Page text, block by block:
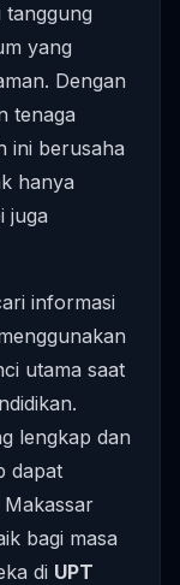
tanggung
yang
Dengan
tenaga
ini berusaha
hanya
juga
informasi
utama saat
lengkap dan
dapat
bagi masa
di UPT